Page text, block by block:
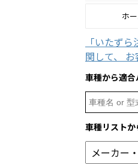
ホ
「いたず
関して、
車種から適
Search
for:
車種リストか